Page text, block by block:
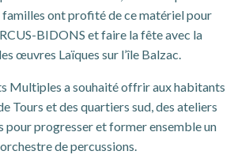
familles ont profité de ce matériel pour
BIDONS et faire la fête avec la
œuvres Laïques sur l’île Balzac.
Multiples a souhaité offrir aux habitants
Tours et des quartiers sud, des ateliers
pour progresser et former ensemble un
de percussions.